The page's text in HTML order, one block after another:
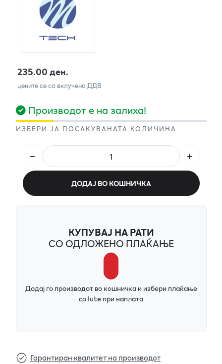
235.00 ден.
цените се со вклучено ДДВ
Производот е на залиха!
ИЗБЕРИ ЈА ПОСАКУВАНАТА КОЛИЧИНА
ДОДАЈ ВО КОШНИЧКА
КУПУВАЈ НА РАТИ
СО ОДЛОЖЕНО ПЛАЌАЊЕ
Додај го производот во кошничка и избери плаќање
со Iute при наплата
Гарантиран квалитет на производот